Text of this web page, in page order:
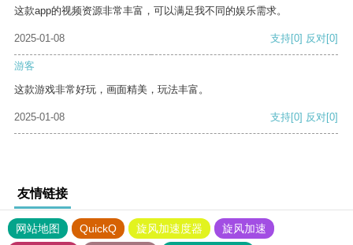
这款app的视频资源非常丰富，可以满足我不同的娱乐需求。
2025-01-08 支持[0] 反对[0]
游客
这款游戏非常好玩，画面精美，玩法丰富。
2025-01-08 支持[0] 反对[0]
友情链接
网站地图 QuickQ 旋风加速度器
旋风加速